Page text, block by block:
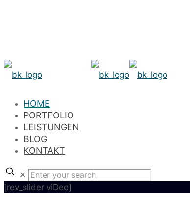
HOME
PORTFOLIO
LEISTUNGEN
BLOG
KONTAKT
✕
[rev_slider viDeo]